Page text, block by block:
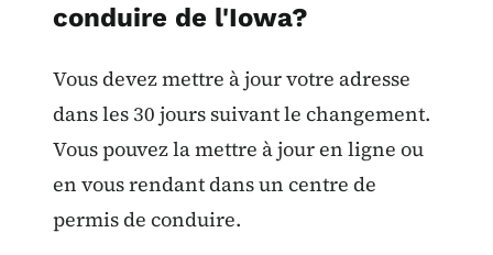
conduire de l'Iowa?
Vous devez mettre à jour votre adresse
dans les 30 jours suivant le changement.
Vous pouvez la mettre à jour en ligne ou
en vous rendant dans un centre de
permis de conduire.